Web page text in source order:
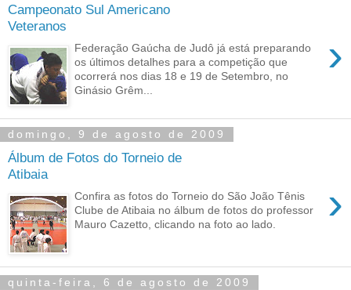
Campeonato Sul Americano
Veteranos
›
Federação Gaúcha de Judô já está preparando
os últimos detalhes para a competição que
ocorrerá nos dias 18 e 19 de Setembro, no
Ginásio Grêm...
domingo, 9 de agosto de 2009
Álbum de Fotos do Torneio de
Atibaia
›
Confira as fotos do Torneio do São João Tênis
Clube de Atibaia no álbum de fotos do professor
Mauro Cazetto, clicando na foto ao lado.
quinta-feira, 6 de agosto de 2009